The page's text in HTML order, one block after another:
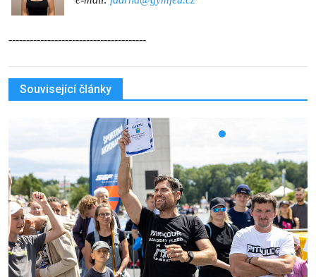
---------------------------------------
Související články